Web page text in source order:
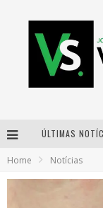
ÚLTIMAS
Home Notícias